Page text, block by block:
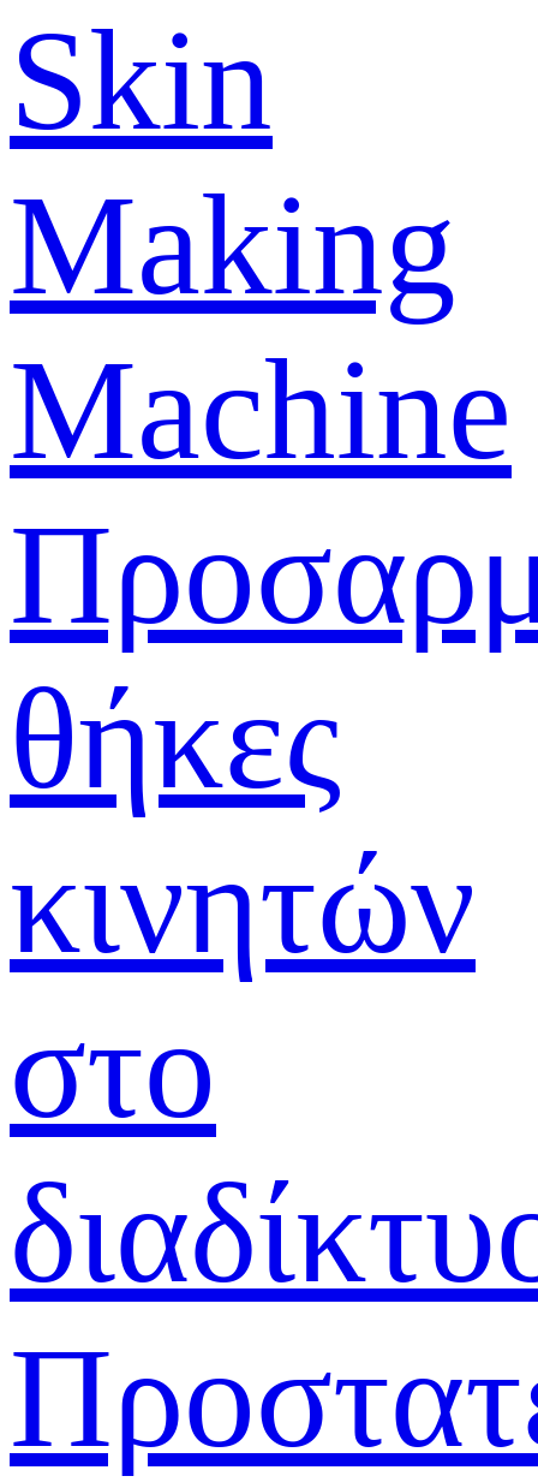
Skin
Making
Machine
θήκες
κινητών
στο